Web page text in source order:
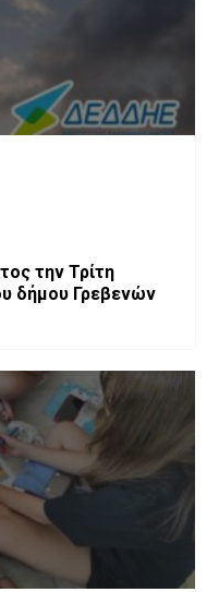
την Τρίτη
δήμου Γρεβενών